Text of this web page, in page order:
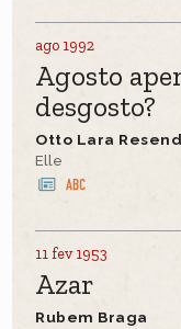
ago 1992
Agosto
desgosto?
Otto Lara
Elle
11 fev 1953
Azar
Rubem Braga